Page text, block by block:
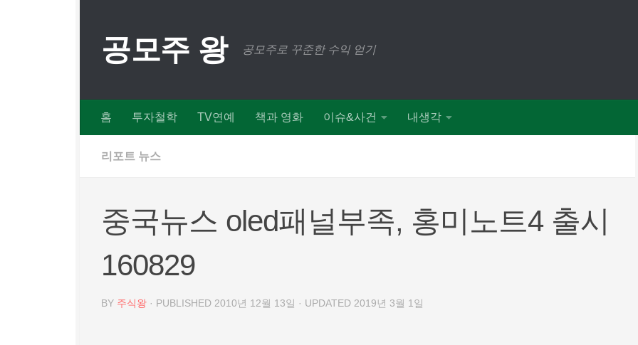
공모주 왕 공모주로 꾸준한 수익 얻기
홈 투자철학 TV연예 책과 영화 이슈&사건 내생각
리포트 뉴스
중국뉴스 oled패널부족, 홍미노트4 출시
160829
BY 주식왕 · PUBLISHED 2010년 12월 13일 · UPDATED 2019년 3월 1일